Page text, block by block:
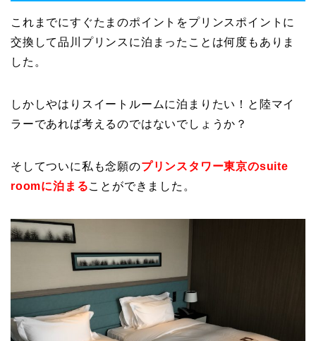
これまでにすぐたまのポイントをプリンスポイントに
交換して品川プリンスに泊まったことは何度もありま
した。
しかしやはりスイートルームに泊まりたい！と陸マイ
ラーであれば考えるのではないでしょうか？
そしてついに私も念願のプリンスタワー東京のsuite
roomに泊まることができました。